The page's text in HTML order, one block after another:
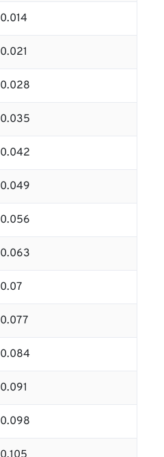
0.014
0.021
0.028
0.035
0.042
0.049
0.056
0.063
0.07
0.077
0.084
0.091
0.098